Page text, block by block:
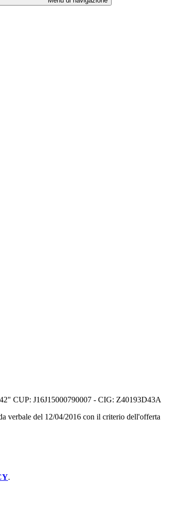
CUP: J16J15000790007 - CIG: Z40193D43A
verbale del 12/04/2016 con il criterio dell'offerta
.